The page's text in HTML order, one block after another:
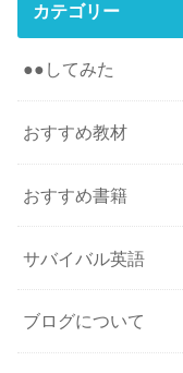
カテゴリー
●●してみた
おすすめ教材
おすすめ書籍
サバイバル英語
ブログについて